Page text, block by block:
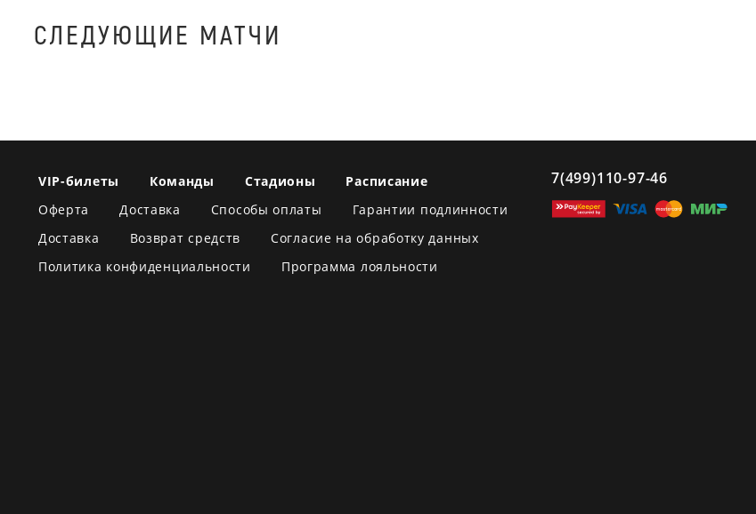
СЛЕДУЮЩИЕ МАТЧИ
VIP-билеты Команды Стадионы
Расписание
Оферта
Доставка Способы оплаты
Гарантии подлинности
Доставка
Возврат средств
Согласие на обработку данных
Политика конфиденциальности
Программа лояльности
7(499)110-97-46